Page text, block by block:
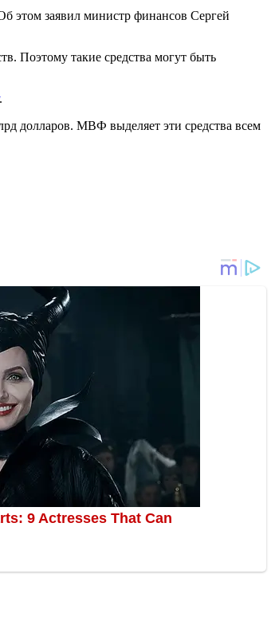
этом заявил министр финансов Сергей
Поэтому такие средства могут быть
.
долларов. МВФ выделяет эти средства всем